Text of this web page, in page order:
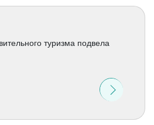
туризма подвела